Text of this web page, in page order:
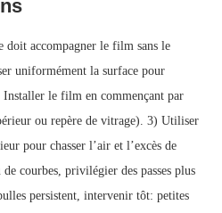
doit accompagner le film sans le
uniformément la surface pour
le film en commençant par
ou repère de vitrage). 3) Utiliser
pour chasser l’air et l’excès de
courbes, privilégier des passes plus
persistent, intervenir tôt: petites